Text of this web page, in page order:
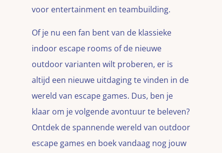
voor entertainment en teambuilding.
Of je nu een fan bent van de klassieke
indoor escape rooms of de nieuwe
outdoor varianten wilt proberen, er is
altijd een nieuwe uitdaging te vinden in de
wereld van escape games. Dus, ben je
klaar om je volgende avontuur te beleven?
Ontdek de spannende wereld van outdoor
escape games en boek vandaag nog jouw